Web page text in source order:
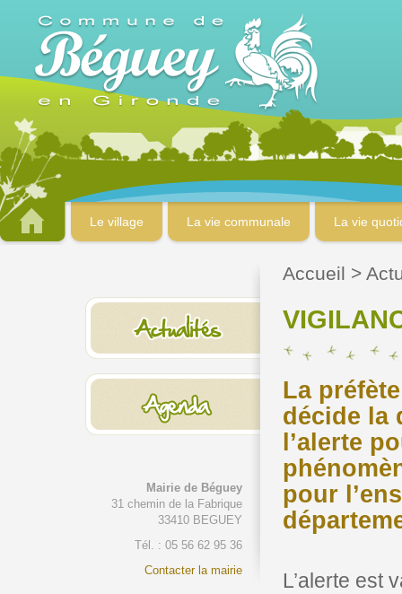
Le village La vie communale La vie
Mairie de Béguey
31 chemin de la Fabrique
33410 BEGUEY
Tél. : 05 56 62 95 36
Contacter la mairie
Accueil >
La
décide la
l’alerte
pour
L’alerte est